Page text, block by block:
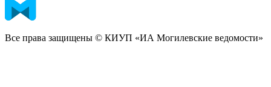
Все права защищены © КИУП «ИА Могилевские ведомости»